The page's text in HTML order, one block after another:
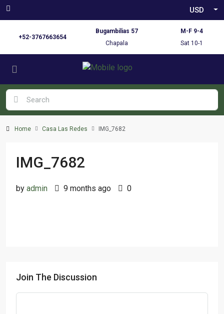
USD
+52-3767663654
Bugambilias 57
Chapala
M-F 9-4
Sat 10-1
Home Casa Las Redes IMG_7682
IMG_7682
by admin 9 months ago 0
Join The Discussion